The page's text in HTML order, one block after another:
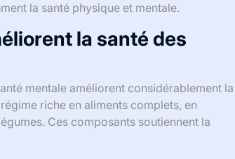
la santé physique et mentale.
la santé des
mentale améliorent considérablement la
riche en aliments complets, en
Ces composants soutiennent la